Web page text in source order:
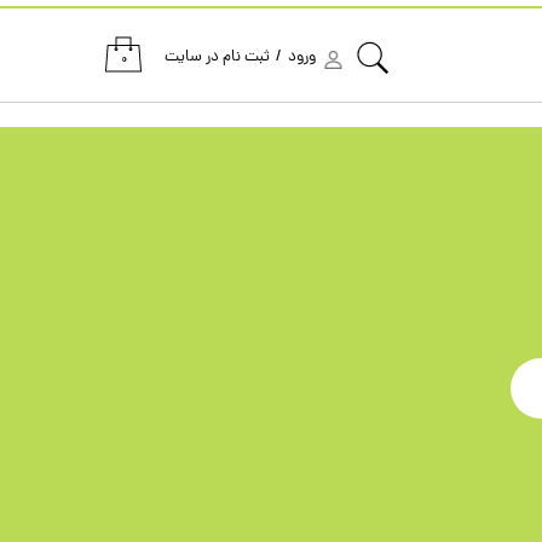
۰ ورود / ثبت نام در سایت